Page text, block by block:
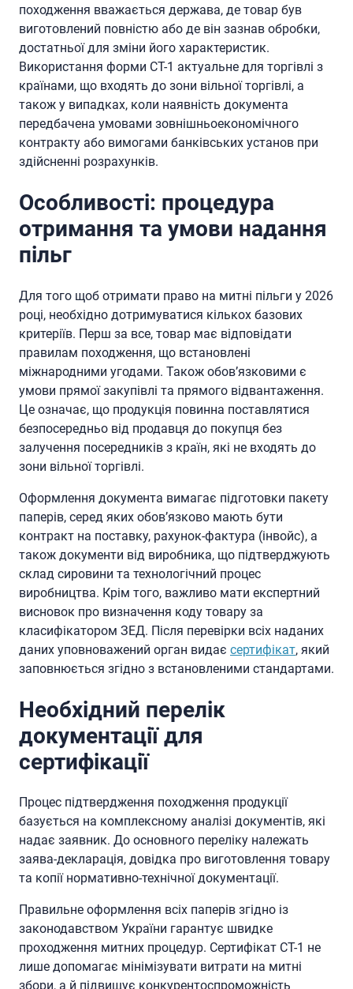
походження вважається держава, де товар був
виготовлений повністю або де він зазнав обробки,
достатньої для зміни його характеристик.
Використання форми СТ-1 актуальне для торгівлі з
країнами, що входять до зони вільної торгівлі, а
також у випадках, коли наявність документа
передбачена умовами зовнішньоекономічного
контракту або вимогами банківських установ при
здійсненні розрахунків.
Особливості: процедура
отримання та умови надання
пільг
Для того щоб отримати право на митні пільги у 2026
році, необхідно дотримуватися кількох базових
критеріїв. Перш за все, товар має відповідати
правилам походження, що встановлені
міжнародними угодами. Також обов’язковими є
умови прямої закупівлі та прямого відвантаження.
Це означає, що продукція повинна поставлятися
безпосередньо від продавця до покупця без
залучення посередників з країн, які не входять до
зони вільної торгівлі.
Оформлення документа вимагає підготовки пакету
паперів, серед яких обов’язково мають бути
контракт на поставку, рахунок-фактура (інвойс), а
також документи від виробника, що підтверджують
склад сировини та технологічний процес
виробництва. Крім того, важливо мати експертний
висновок про визначення коду товару за
класифікатором ЗЕД. Після перевірки всіх наданих
даних уповноважений орган видає сертифікат, який
заповнюється згідно з встановленими стандартами.
Необхідний перелік
документації для
сертифікації
Процес підтвердження походження продукції
базується на комплексному аналізі документів, які
надає заявник. До основного переліку належать
заява-декларація, довідка про виготовлення товару
та копії нормативно-технічної документації.
Правильне оформлення всіх паперів згідно із
законодавством України гарантує швидке
проходження митних процедур. Сертифікат СТ-1 не
лише допомагає мінімізувати витрати на митні
збори, а й підвищує конкурентоспроможність